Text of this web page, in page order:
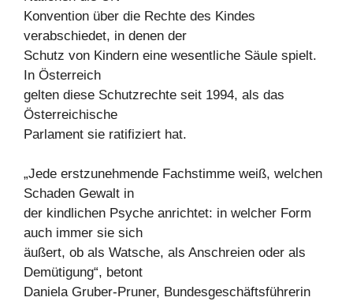
Konvention über die Rechte des Kindes
verabschiedet, in denen der
Schutz von Kindern eine wesentliche Säule spielt.
In Österreich
gelten diese Schutzrechte seit 1994, als das
Österreichische
Parlament sie ratifiziert hat.
„Jede erstzunehmende Fachstimme weiß, welchen
Schaden Gewalt in
der kindlichen Psyche anrichtet: in welcher Form
auch immer sie sich
äußert, ob als Watsche, als Anschreien oder als
Demütigung“, betont
Daniela Gruber-Pruner, Bundesgeschäftsführerin